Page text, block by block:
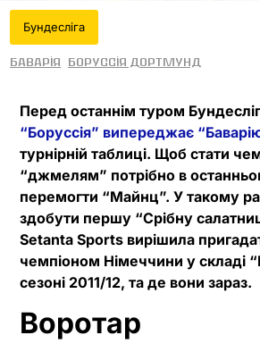
Бундесліга
Баварія Боруссія Дортмунд
Перед останнім туром
“Боруссія” випереджає
турнірній таблиці. Щоб стати
“джмелям” потрібно в
перемогти “Майнц”. У такому
здобути першу “Срібну
Setanta Sports вирішила
чемпіоном Німеччини у складі
сезоні 2011/12, та де вони зараз.
Воротар